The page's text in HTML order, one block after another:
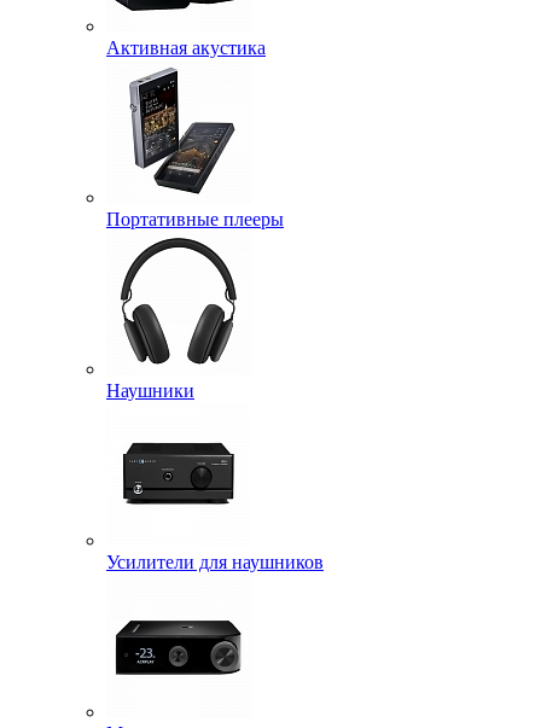
Активная акустика
Портативные плееры
Наушники
Усилители для наушников